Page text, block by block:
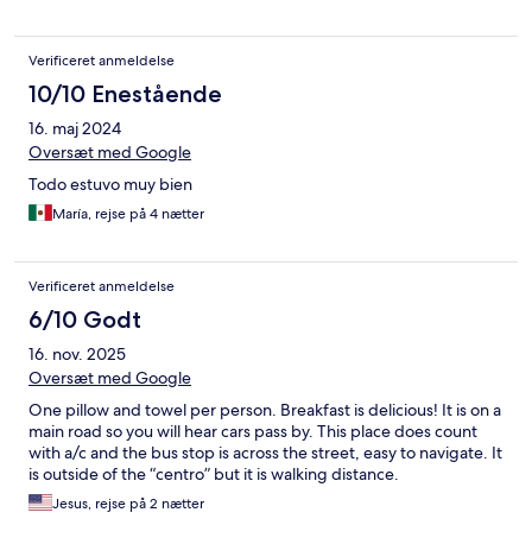
Verificeret anmeldelse
10/10 Enestående
16. maj 2024
Oversæt med Google
Todo estuvo muy bien
María, rejse på 4 nætter
Verificeret anmeldelse
6/10 Godt
16. nov. 2025
Oversæt med Google
One pillow and towel per person. Breakfast is delicious! It is on a
main road so you will hear cars pass by. This place does count
with a/c and the bus stop is across the street, easy to navigate. It
is outside of the “centro” but it is walking distance.
Jesus, rejse på 2 nætter